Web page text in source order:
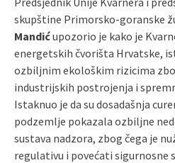
skupštine Primorsko-goranske
Mandićupozorio je kako je
energetskih čvorišta Hrvatske,
ozbiljnim ekološkim rizicima
industrijskih postrojenja i
Istaknuo je da su dosadašnja
podzemlje pokazala ozbiljne
sustava nadzora, zbog čega je
regulativu i povećati sigurnosne